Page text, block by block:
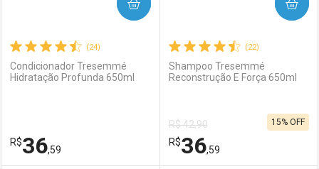
(24)
Condicionador Tresemmé
Hidratação Profunda 650ml
R$36,59
COMPRAR
(22)
Shampoo Tresemmé
Reconstrução E Força 650ml
R$ 42,90
R$36,59
15% OFF
COMPRAR